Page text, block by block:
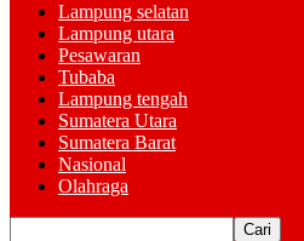
Lampung selatan
Lampung utara
Pesawaran
Tubaba
Lampung tengah
Sumatera Utara
Sumatera Barat
Nasional
Olahraga